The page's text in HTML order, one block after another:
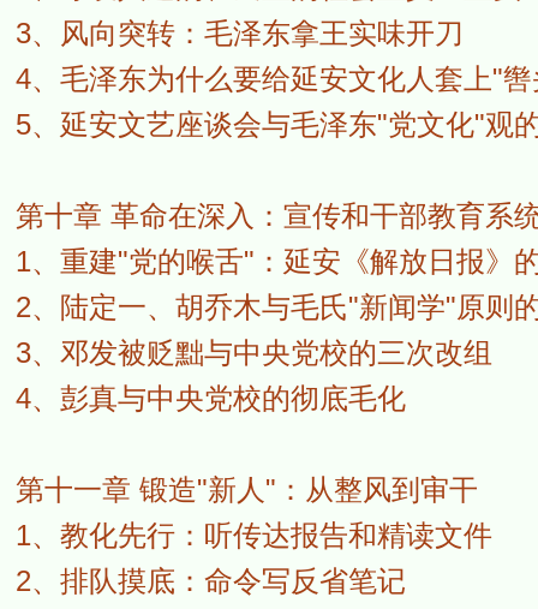
3、风向突转：毛泽东拿王实味开刀
4、毛泽东为什么要给延安文化人套上"
5、延安文艺座谈会与毛泽东"党文化"观
第十章 革命在深入：宣传和干部教育系
1、重建"党的喉舌"：延安《解放日报》
2、陆定一、胡乔木与毛氏"新闻学"原则
3、邓发被贬黜与中央党校的三次改组
4、彭真与中央党校的彻底毛化
第十一章 锻造"新人"：从整风到审干
1、教化先行：听传达报告和精读文件
2、排队摸底：命令写反省笔记